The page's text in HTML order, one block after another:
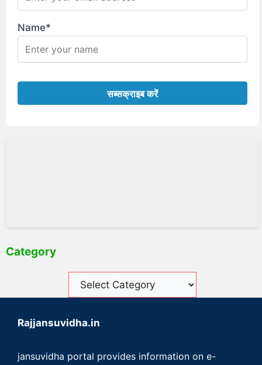
Name*
Category
Rajjansuvidha.in
jansuvidha portal provides information on e-